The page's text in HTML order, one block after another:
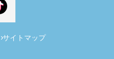
サイトマップ